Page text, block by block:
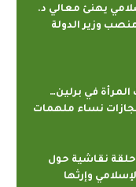
يهنئ معالي د.
وزير الدولة
في برلين…
نساء ملهمات
حلقة نقاشية حول
وإرثها